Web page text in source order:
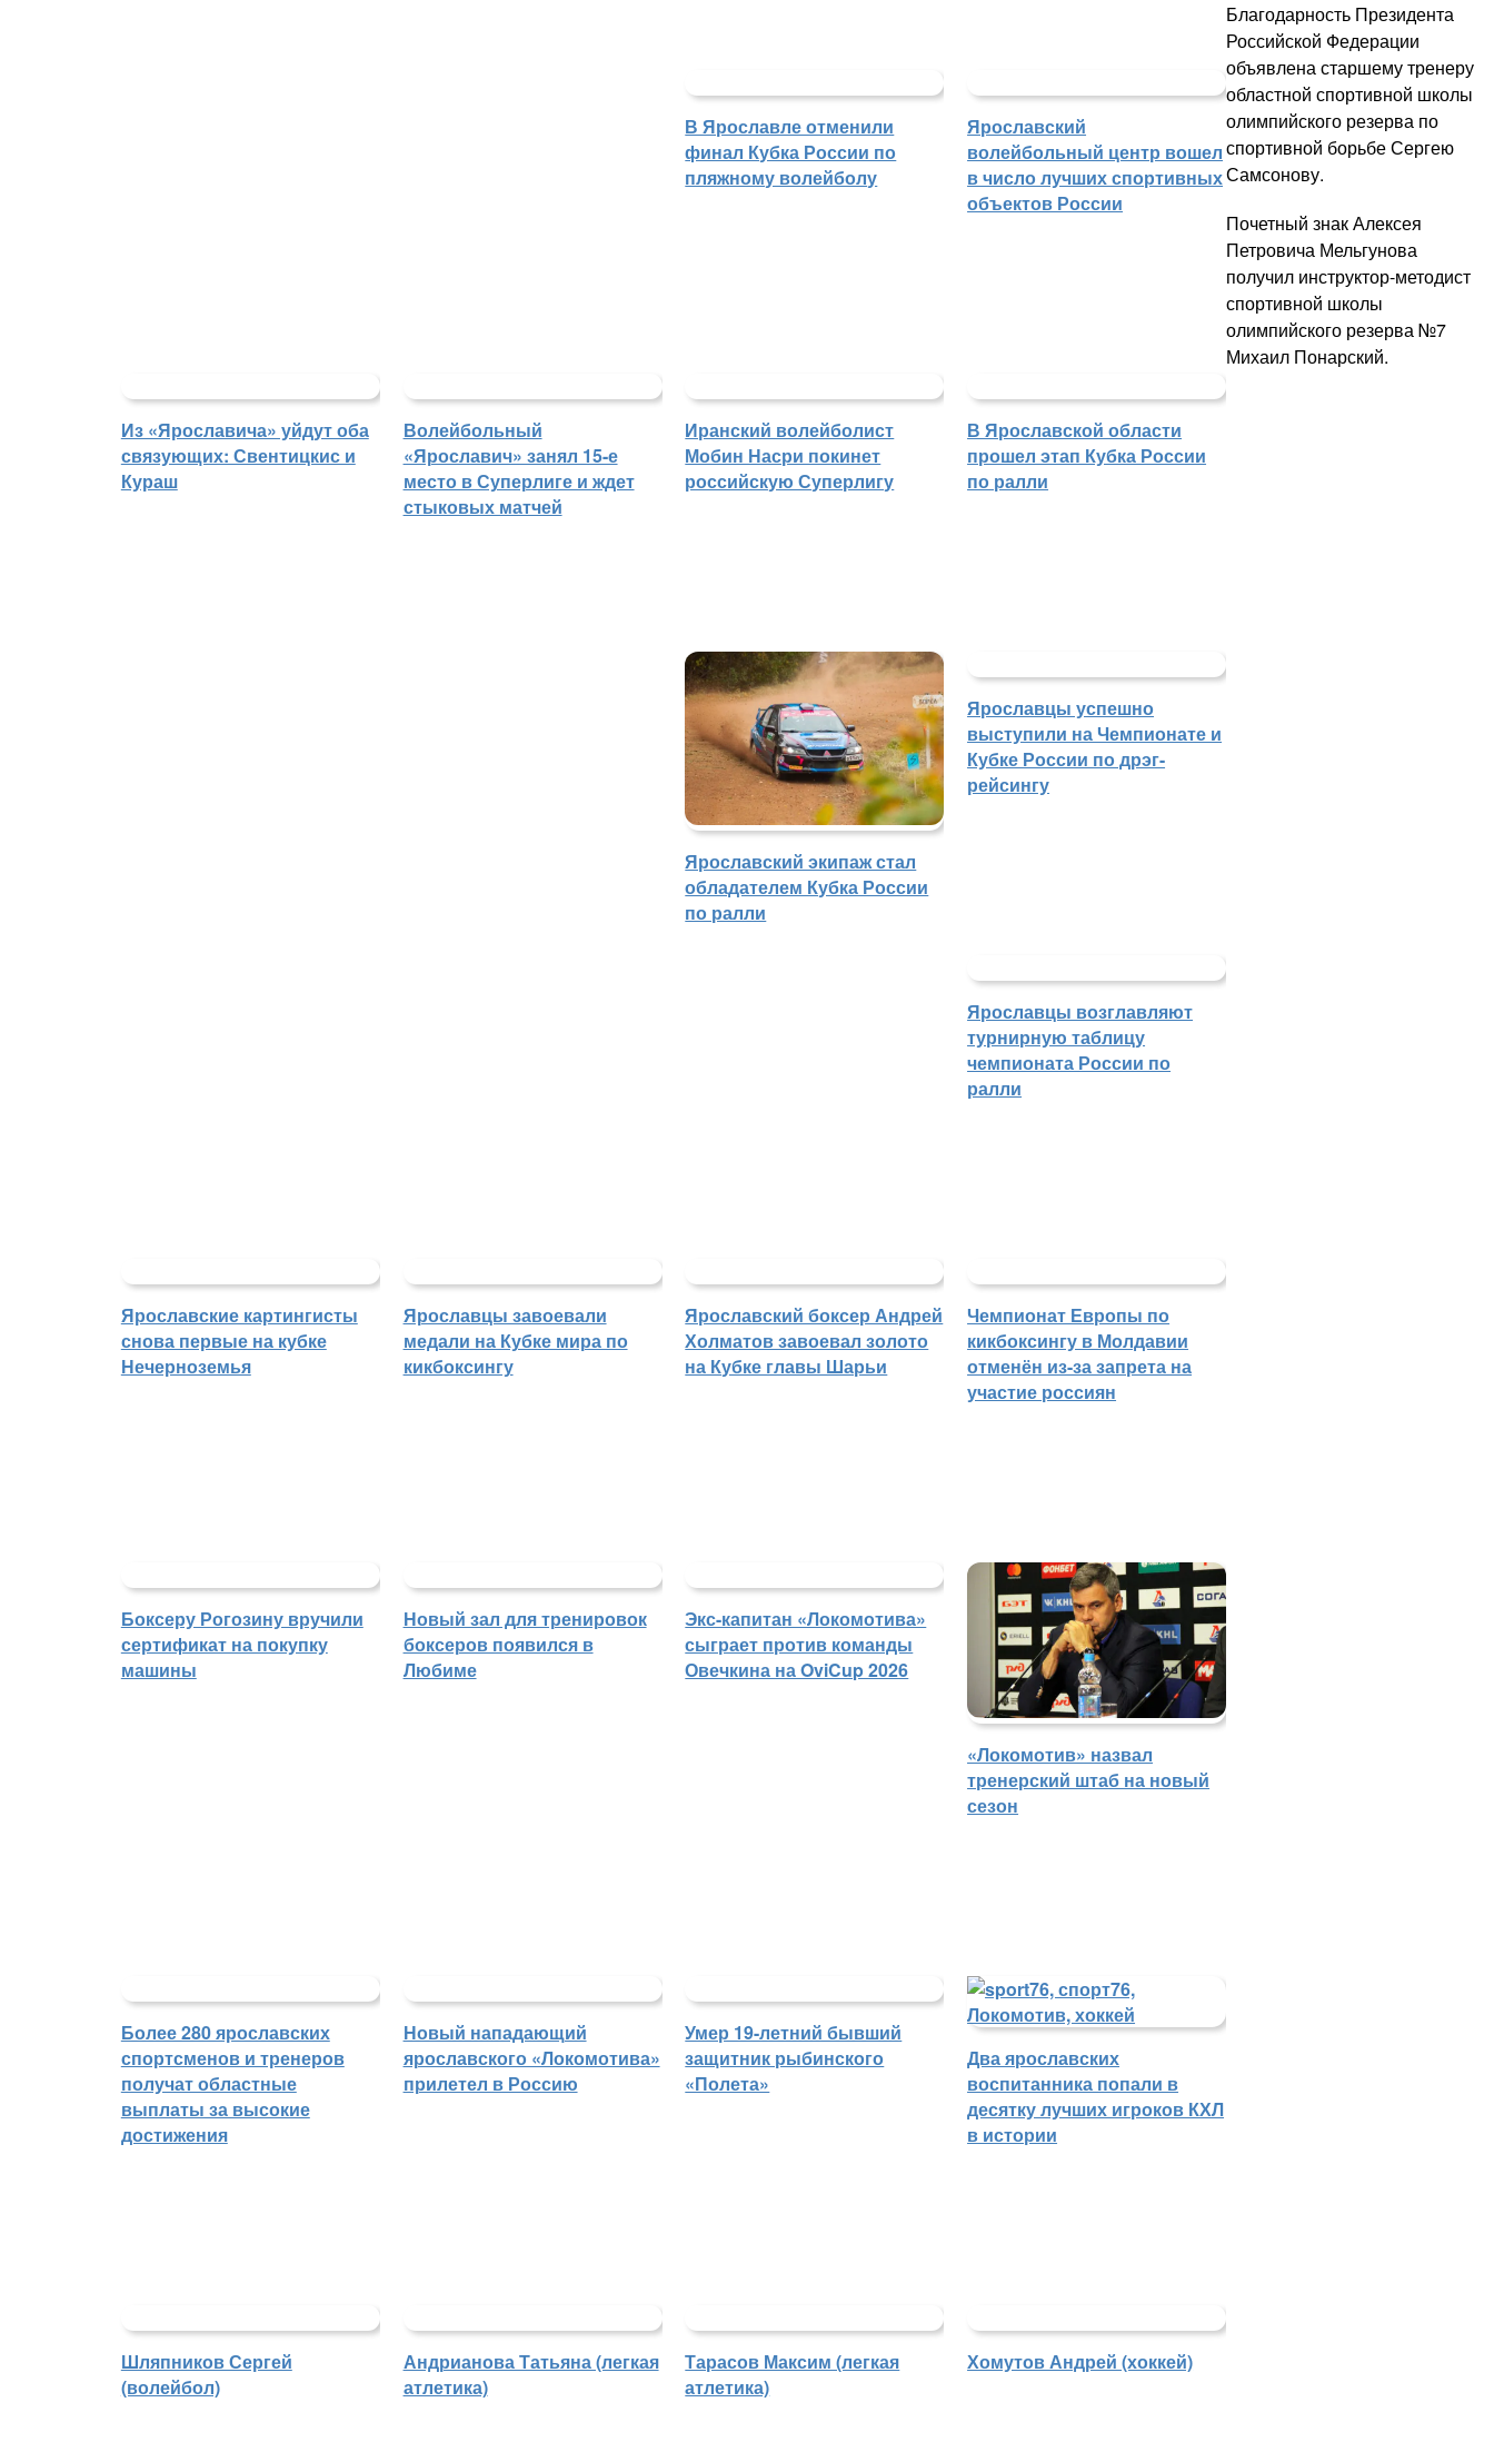
В Ярославле отменили
финал Кубка России по
пляжному волейболу
Ярославский
волейбольный центр вошел
в число лучших спортивных
объектов России
Из «Ярославича» уйдут оба
связующих: Свентицкис и
Кураш
Волейбольный
«Ярославич» занял 15-е
место в Суперлиге и ждет
стыковых матчей
Иранский волейболист
Мобин Насри покинет
российскую Суперлигу
В Ярославской области
прошел этап Кубка России
по ралли
Ярославский экипаж стал
обладателем Кубка России
по ралли
Ярославцы успешно
выступили на Чемпионате и
Кубке России по дрэг-
рейсингу
Ярославцы возглавляют
турнирную таблицу
чемпионата России по
ралли
Ярославские картингисты
снова первые на кубке
Нечерноземья
Ярославцы завоевали
медали на Кубке мира по
кикбоксингу
Ярославский боксер Андрей
Холматов завоевал золото
на Кубке главы Шарьи
Чемпионат Европы по
кикбоксингу в Молдавии
отменён из-за запрета на
участие россиян
Боксеру Рогозину вручили
сертификат на покупку
машины
Новый зал для тренировок
боксеров появился в
Любиме
Экс-капитан «Локомотива»
сыграет против команды
Овечкина на OviCup 2026
«Локомотив» назвал
тренерский штаб на новый
сезон
Более 280 ярославских
спортсменов и тренеров
получат областные
выплаты за высокие
достижения
Новый нападающий
ярославского «Локомотива»
прилетел в Россию
Умер 19-летний бывший
защитник рыбинского
«Полета»
Два ярославских
воспитанника попали в
десятку лучших игроков КХЛ
в истории
Шляпников Сергей
(волейбол)
Андрианова Татьяна (легкая
атлетика)
Тарасов Максим (легкая
атлетика)
Хомутов Андрей (хоккей)
Благодарность Президента
Российской Федерации
объявлена старшему тренеру
областной спортивной школы
олимпийского резерва по
спортивной борьбе Сергею
Самсонову.
Почетный знак Алексея
Петровича Мельгунова
получил инструктор-методист
спортивной школы
олимпийского резерва №7
Михаил Понарский.